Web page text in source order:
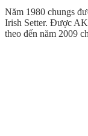
Năm 1980 chungs
Irish Setter. Được
theo đến năm 2009